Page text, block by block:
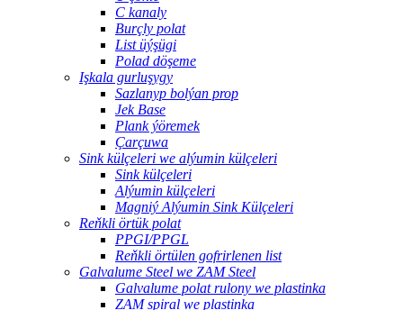
C kanaly
Burçly polat
List üýşügi
Polad döşeme
Işkala gurluşygy
Sazlanyp bolýan prop
Jek Base
Plank ýöremek
Çarçuwa
Sink külçeleri we alýumin külçeleri
Sink külçeleri
Alýumin külçeleri
Magniý Alýumin Sink Külçeleri
Reňkli örtük polat
PPGI/PPGL
Reňkli örtülen gofrirlenen list
Galvalume Steel we ZAM Steel
Galvalume polat rulony we plastinka
ZAM spiral we plastinka